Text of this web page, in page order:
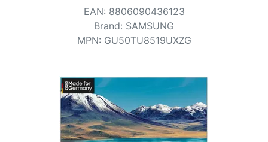
EAN: 8806090436123
Brand: SAMSUNG
MPN: GU50TU8519UXZG